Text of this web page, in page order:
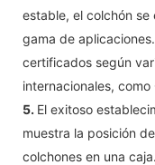
estable, el colchón se
gama de
certificados según
internacionales,
5. El exitoso
muestra la posición
colchones en una